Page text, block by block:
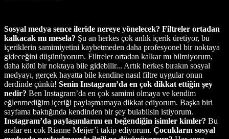
Sosyal medya sence ileride nereye yönelecek? Filtreler ortadan
kalkacak mı mesela? Şu an herkes çok anlık içerik üretiyor, bu
içeriklerin samimiyetini kaybetmeden daha profesyonel bir noktaya
gideceğini düşünüyorum. Filtreler ortadan kalkar mı bilmiyorum,
daha kötü bir noktaya bile gidebilir... Artık herkes bırakın sosyal
medyayı, gerçek hayatta bile kendine nasıl filtre uygular onun
derdinde çünkü! Senin Instagram’da en çok dikkat ettiğin şey
nedir? Ben Instagram’da en çok samimi olmaya ve kendim
eğlenmediğim içeriği paylaşmamaya dikkat ediyorum. Başka biri
sayfama baktığında kendinden bir şey bulabilsin istiyorum.
Instagram’da paylaşımlarını en beğendiğin isimler kimler? Bu
aralar en cok Rianne Meijer’i takip ediyorum. Çocukların sosyal